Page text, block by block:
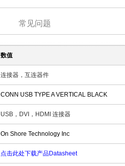
常见问题
数值
连接器，互连器件
CONN USB TYPE A VERTICAL BLACK
USB，DVI，HDMI 连接器
On Shore Technology Inc
点击此处下载产品Datasheet